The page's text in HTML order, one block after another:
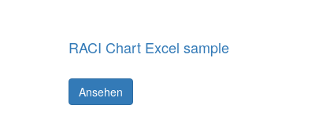
RACI Chart Excel sample
Ansehen